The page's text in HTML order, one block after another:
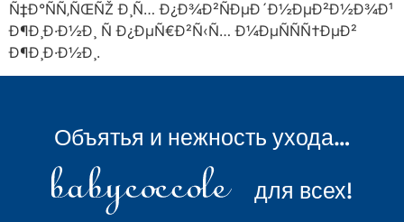
Ñ‡Ð°ÑÑ‚ÑŒÑŽ Ð¸Ñ… Ð¿Ð¾Ð²ÑÐµÐ´Ð½ÐµÐ²Ð½Ð¾Ð¹
Ð¶Ð¸Ð·Ð½Ð¸ Ñ Ð¿ÐµÑ€Ð²Ñ‹Ñ… Ð¼ÐµÑÑÑ†ÐµÐ²
Ð¶Ð¸Ð·Ð½Ð¸.
Объятья и нежность ухода…
для всех!